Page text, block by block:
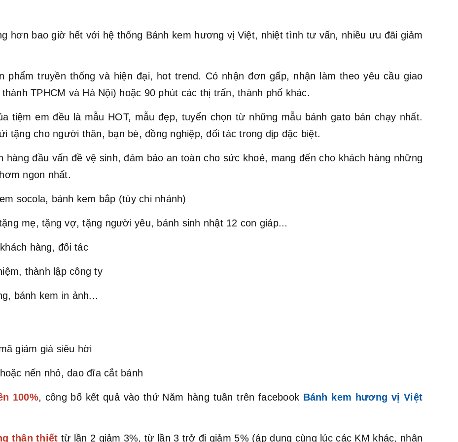
hơn bao giờ hết với hệ thống Bánh kem hương vị Việt, nhiệt tình tư vấn, nhiều ưu đãi giảm
phẩm truyền thống và hiện đại, hot trend. Có nhận đơn gấp, nhận làm theo yêu cầu giao
TPHCM và Hà Nội) hoặc 90 phút các thị trấn, thành phố khác.
tiệm em đều là mẫu HOT, mẫu đẹp, tuyển chọn từ những mẫu bánh gato bán chạy nhất.
tặng cho người thân, bạn bè, đồng nghiệp, đối tác trong dịp đặc biệt.
hàng đầu vấn đề vệ sinh, đảm bảo an toàn cho sức khoẻ, mang đến cho khách hàng những
ngon nhất.
socola, bánh kem bắp (tùy chi nhánh)
mẹ, tặng vợ, tặng người yêu, bánh sinh nhật 12 con giáp...
hàng, đối tác
thành lập công ty
bánh kem in ảnh...
giảm giá siêu hời
nến nhỏ, dao đĩa cắt bánh
100%, công bố kết quả vào thứ Năm hàng tuần trên facebook Bánh kem hương vị Việt
thân thiết từ lần 2 giảm 3%, từ lần 3 trở đi giảm 5% (áp dụng cùng lúc các KM khác, nhân